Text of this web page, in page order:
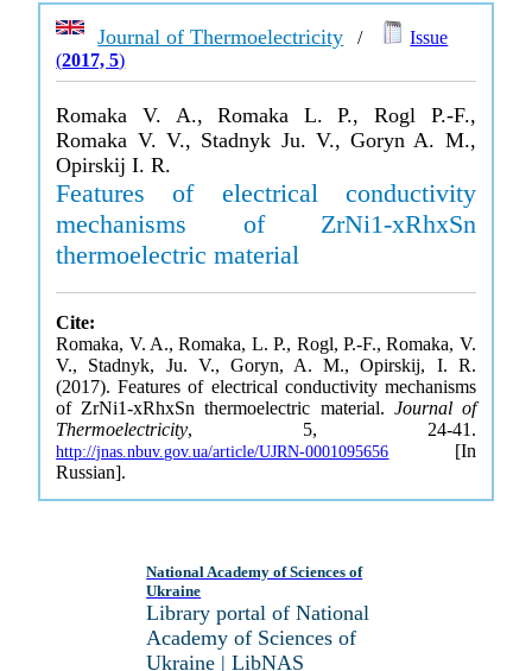
Journal of Thermoelectricity /
Issue
(2017, 5)
Romaka V. A., Romaka L. P., Rogl P.-F.,
Romaka V. V., Stadnyk Ju. V., Goryn A. M.,
Opirskij I. R.
Features of electrical conductivity
mechanisms of ZrNi1-xRhxSn
thermoelectric material
Cite:
Romaka, V. A., Romaka, L. P., Rogl, P.-F., Romaka, V.
V., Stadnyk, Ju. V., Goryn, A. M., Opirskij, I. R.
(2017). Features of electrical conductivity mechanisms
of ZrNi1-xRhxSn thermoelectric material. Journal of
Thermoelectricity, 5, 24-41.
http://jnas.nbuv.gov.ua/article/UJRN-0001095656 [In
Russian].
National Academy of Sciences of
Ukraine
Library portal of National
Academy of Sciences of
Ukraine | LibNAS